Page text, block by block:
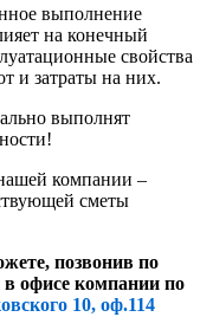
выполнение
на конечный
свойства
и затраты на них.
выполнят
компании –
сметы
позвонив по
в офисе компании по
10, оф.114